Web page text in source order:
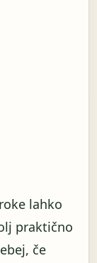
lahko
praktično
če